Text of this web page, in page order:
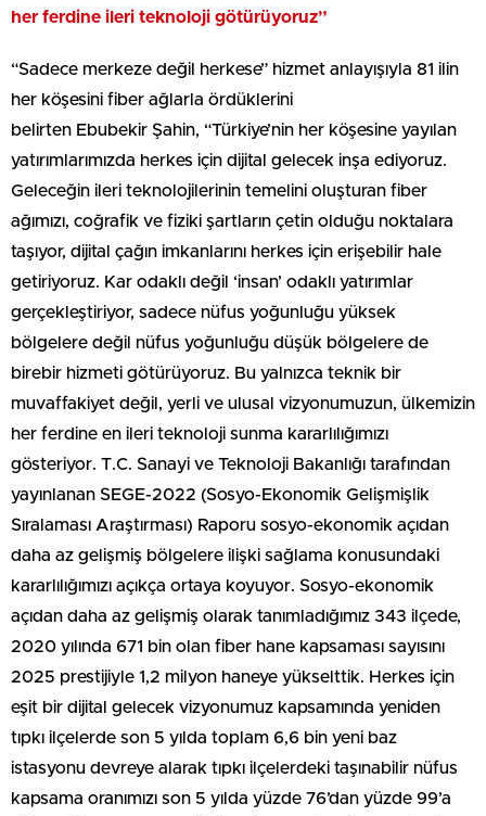
her ferdine ileri teknoloji götürüyoruz”
“Sadece merkeze değil herkese” hizmet anlayışıyla 81 ilin
her köşesini fiber ağlarla ördüklerini
belirten Ebubekir Şahin, “Türkiye’nin her köşesine yayılan
yatırımlarımızda herkes için dijital gelecek inşa ediyoruz.
Geleceğin ileri teknolojilerinin temelini oluşturan fiber
ağımızı, coğrafik ve fiziki şartların çetin olduğu noktalara
taşıyor, dijital çağın imkanlarını herkes için erişebilir hale
getiriyoruz. Kar odaklı değil ‘insan’ odaklı yatırımlar
gerçekleştiriyor, sadece nüfus yoğunluğu yüksek
bölgelere değil nüfus yoğunluğu düşük bölgelere de
birebir hizmeti götürüyoruz. Bu yalnızca teknik bir
muvaffakiyet değil, yerli ve ulusal vizyonumuzun, ülkemizin
her ferdine en ileri teknoloji sunma kararlılığımızı
gösteriyor. T.C. Sanayi ve Teknoloji Bakanlığı tarafından
yayınlanan SEGE-2022 (Sosyo-Ekonomik Gelişmişlik
Sıralaması Araştırması) Raporu sosyo-ekonomik açıdan
daha az gelişmiş bölgelere ilişki sağlama konusundaki
kararlılığımızı açıkça ortaya koyuyor. Sosyo-ekonomik
açıdan daha az gelişmiş olarak tanımladığımız 343 ilçede,
2020 yılında 671 bin olan fiber hane kapsaması sayısını
2025 prestijiyle 1,2 milyon haneye yükselttik. Herkes için
eşit bir dijital gelecek vizyonumuz kapsamında yeniden
tıpkı ilçelerde son 5 yılda toplam 6,6 bin yeni baz
istasyonu devreye alarak tıpkı ilçelerdeki taşınabilir nüfus
kapsama oranımızı son 5 yılda yüzde 76’dan yüzde 99’a